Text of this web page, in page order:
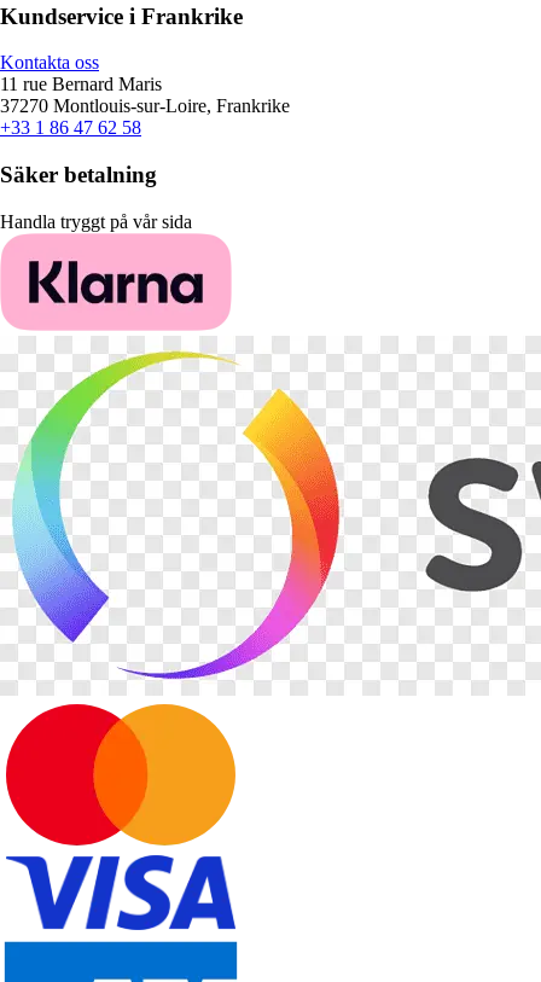
Kundservice i Frankrike
Kontakta oss
11 rue Bernard Maris
37270 Montlouis-sur-Loire, Frankrike
+33 1 86 47 62 58
Säker betalning
Handla tryggt på vår sida